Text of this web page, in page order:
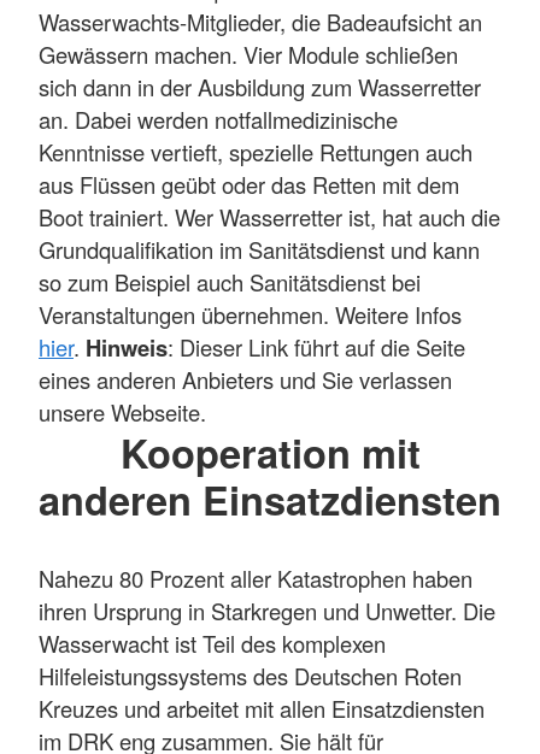
Wasserwachts-Mitglieder, die Badeaufsicht an
Gewässern machen. Vier Module schließen
sich dann in der Ausbildung zum Wasserretter
an. Dabei werden notfallmedizinische
Kenntnisse vertieft, spezielle Rettungen auch
aus Flüssen geübt oder das Retten mit dem
Boot trainiert. Wer Wasserretter ist, hat auch die
Grundqualifikation im Sanitätsdienst und kann
so zum Beispiel auch Sanitätsdienst bei
Veranstaltungen übernehmen. Weitere Infos
hier. Hinweis: Dieser Link führt auf die Seite
eines anderen Anbieters und Sie verlassen
unsere Webseite.
Kooperation mit
anderen Einsatzdiensten
Nahezu 80 Prozent aller Katastrophen haben
ihren Ursprung in Starkregen und Unwetter. Die
Wasserwacht ist Teil des komplexen
Hilfeleistungssystems des Deutschen Roten
Kreuzes und arbeitet mit allen Einsatzdiensten
im DRK eng zusammen. Sie hält für